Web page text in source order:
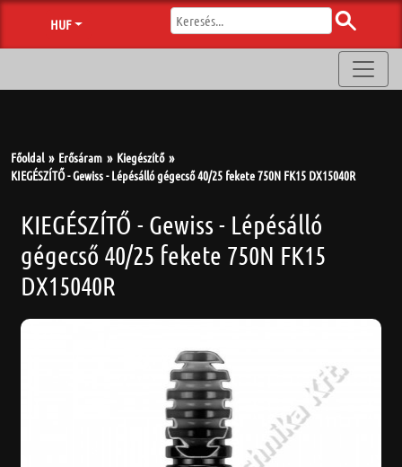
HUF
Főoldal Erősáram
Kiegészítő
KIEGÉSZÍTŐ - Gewiss - Lépésálló gégecső 40/25 fekete 750N FK15 DX15040R
KIEGÉSZÍTŐ - Gewiss - Lépésálló
gégecső 40/25 fekete 750N FK15
DX15040R